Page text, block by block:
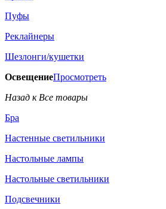
Пуфы
Реклайнеры
Шезлонги/кушетки
ОсвещениеПросмотреть
Назад к Все товары
Бра
Настенные светильники
Настольные лампы
Настольные светильники
Подсвечники